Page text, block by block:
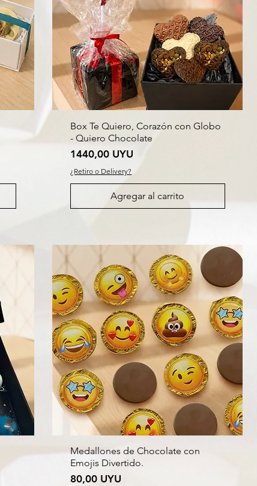
Box Te Quiero, Corazón con Globo
- Quiero Chocolate
Precio
1440,00 UYU
¿Retiro o Delivery?
Agregar al carrito
Medallones de Chocolate con
Emojis Divertido.
Precio
80,00 UYU